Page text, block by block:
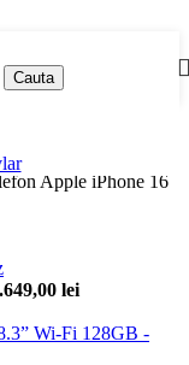
Cauta
Apple iPhone 16
lei